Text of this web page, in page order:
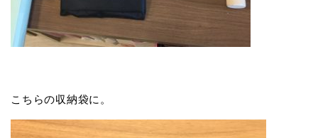
こちらの収納袋に。